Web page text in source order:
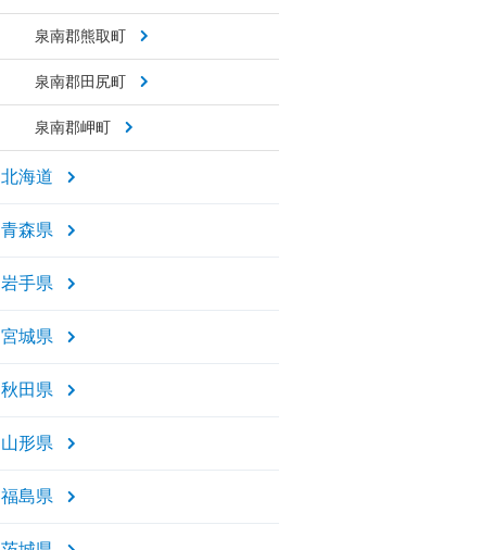
泉南郡熊取町
泉南郡田尻町
泉南郡岬町
北海道
青森県
岩手県
宮城県
秋田県
山形県
福島県